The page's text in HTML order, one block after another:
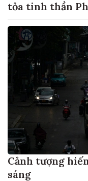
tỏa tinh thần
Cảnh tượng
sáng